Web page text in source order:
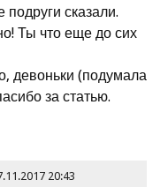
сказали.
Ты что еще до сих
девоньки (подумала
за статью.
20:43